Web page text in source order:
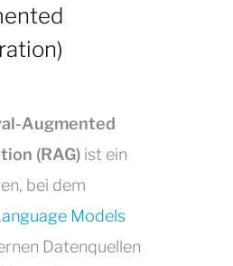
Augmented
(RAG) ist ein
bei dem
Models
Datenquellen